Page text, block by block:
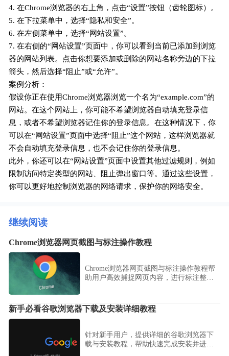
4. 在Chrome浏览器的右上角，点击“设置”按钮（齿轮图标）。
5. 在下拉菜单中，选择“隐私和安全”。
6. 在左侧菜单中，选择“网站设置”。
7. 在右侧的“网站设置”页面中，你可以看到当前已添加到浏览
器的网站列表。点击你想要添加或删除的网站名称旁边的下拉
箭头，然后选择“阻止”或“允许”。
案例分析：
假设你正在使用Chrome浏览器浏览一个名为“example.com”的
网站。在这个网站上，你可能不希望浏览器自动填充登录信
息，或者不希望浏览器记住你的登录信息。在这种情况下，你
可以在“网站设置”页面中选择“阻止”这个网站，这样浏览器就
不会自动填充登录信息，也不会记住你的登录信息。
此外，你还可以在“网站设置”页面中设置其他过滤规则，例如
限制访问特定类型的网站、阻止弹出窗口等。通过这些设置，
你可以更好地控制浏览器的网络请求，保护你的网络安全。
继续阅读
Chrome浏览器网页截图与标注操作教程
Chrome浏览器网页截图与标注操作教程帮
助用户高效捕捉网页内容，进行标注整
新手必看谷歌浏览器下载及安装详细教程
针对新手用户，提供详细的谷歌浏览器下
载与安装教程，帮助快速完成安装并进行